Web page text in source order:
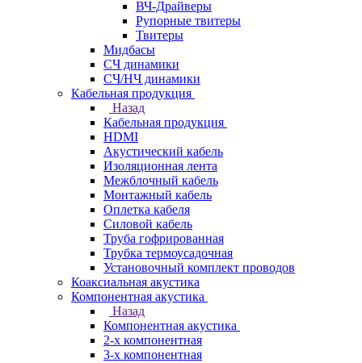
ВЧ-Драйверы
Рупорные твитеры
Твитеры
Мидбасы
СЧ динамики
СЧ/НЧ динамики
Кабельная продукция
Назад
Кабельная продукция
HDMI
Акустический кабель
Изоляционная лента
Межблочный кабель
Монтажный кабель
Оплетка кабеля
Силовой кабель
Труба гофрированная
Трубка термоусадочная
Установочный комплект проводов
Коаксиальная акустика
Компонентная акустика
Назад
Компонентная акустика
2-х компонентная
3-х компонентная